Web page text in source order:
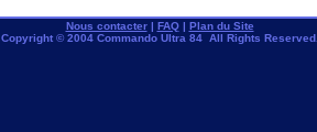
Nous contacter| FAQ| Plan du Site
Copyright © 2004 Commando Ultra 84 All Rights Reserved.